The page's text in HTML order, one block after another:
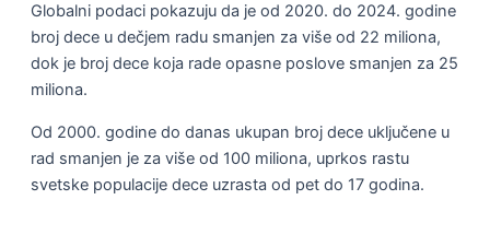
Globalni podaci pokazuju da je od 2020. do 2024. godine
broj dece u dečjem radu smanjen za više od 22 miliona,
dok je broj dece koja rade opasne poslove smanjen za 25
miliona.
Od 2000. godine do danas ukupan broj dece uključene u
rad smanjen je za više od 100 miliona, uprkos rastu
svetske populacije dece uzrasta od pet do 17 godina.